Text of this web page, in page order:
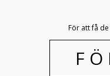
För att få